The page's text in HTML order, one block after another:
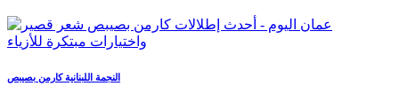
النجمة اللبنانية كارمن بصيبص